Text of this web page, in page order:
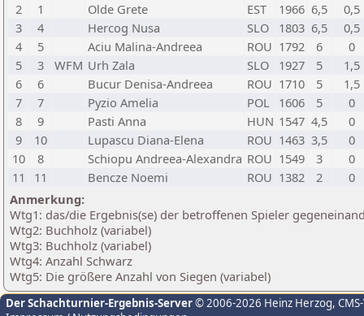
2
1 Olde Grete EST 1966 6,5
0,5
3
4 Hercog Nusa SLO 1803 6,5
0,5
4
5 Aciu Malina-Andreea ROU 1792 6
0
5
3 WFM Urh Zala SLO 1927 5
1,5
6
6 Bucur Denisa-Andreea ROU 1710 5
1,5
7
7 Pyzio Amelia POL 1606 5
0
8
9 Pasti Anna HUN 1547 4,5
0
9
10 Lupascu Diana-Elena ROU 1463 3,5
0
10
8 Schiopu Andreea-Alexandra ROU 1549 3
0
11
11 Bencze Noemi ROU 1382 2
0
Anmerkung:
Wtg1: das/die Ergebnis(se) der betroffenen Spieler
Wtg2: Buchholz (variabel)
Wtg3: Buchholz (variabel)
Wtg4: Anzahl Schwarz
Wtg5: Die größere Anzahl von Siegen (variabel)
Der Schachturnier-Ergebnis-Server© 2006-2026 Heinz Herzog,